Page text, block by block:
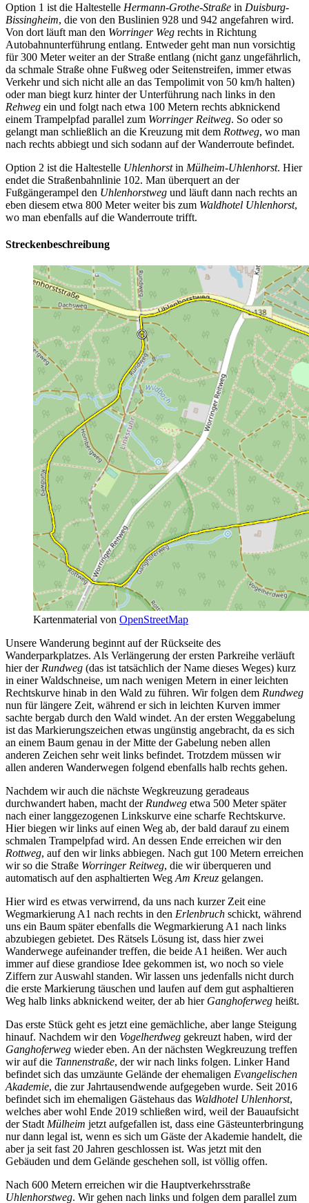
Option 1 ist die Haltestelle Hermann-Grothe-Straße in Duisburg-
Bissingheim, die von den Buslinien 928 und 942 angefahren wird.
Von dort läuft man den Worringer Weg rechts in Richtung
Autobahnunterführung entlang. Entweder geht man nun vorsichtig
für 300 Meter weiter an der Straße entlang (nicht ganz ungefährlich,
da schmale Straße ohne Fußweg oder Seitenstreifen, immer etwas
Verkehr und sich nicht alle an das Tempolimit von 50 km/h halten)
oder man biegt kurz hinter der Unterführung nach links in den
Rehweg ein und folgt nach etwa 100 Metern rechts abknickend
einem Trampelpfad parallel zum Worringer Reitweg. So oder so
gelangt man schließlich an die Kreuzung mit dem Rottweg, wo man
nach rechts abbiegt und sich sodann auf der Wanderroute befindet.
Option 2 ist die Haltestelle Uhlenhorstin Mülheim-Uhlenhorst. Hier
endet die Straßenbahnlinie 102. Man überquert an der
Fußgängerampel den Uhlenhorstweg und läuft dann nach rechts an
eben diesem etwa 800 Meter weiter bis zum Waldhotel Uhlenhorst,
wo man ebenfalls auf die Wanderroute trifft.
Streckenbeschreibung
Kartenmaterial von OpenStreetMap
Unsere Wanderung beginnt auf der Rückseite des
Wanderparkplatzes. Als Verlängerung der ersten Parkreihe verläuft
hier der Rundweg (das ist tatsächlich der Name dieses Weges) kurz
in einer Waldschneise, um nach wenigen Metern in einer leichten
Rechtskurve hinab in den Wald zu führen. Wir folgen dem Rundweg
nun für längere Zeit, während er sich in leichten Kurven immer
sachte bergab durch den Wald windet. An der ersten Weggabelung
ist das Markierungszeichen etwas ungünstig angebracht, da es sich
an einem Baum genau in der Mitte der Gabelung neben allen
anderen Zeichen sehr weit links befindet. Trotzdem müssen wir
allen anderen Wanderwegen folgend ebenfalls halb rechts gehen.
Nachdem wir auch die nächste Wegkreuzung geradeaus
durchwandert haben, macht der Rundweg etwa 500 Meter später
nach einer langgezogenen Linkskurve eine scharfe Rechtskurve.
Hier biegen wir links auf einen Weg ab, der bald darauf zu einem
schmalen Trampelpfad wird. An dessen Ende erreichen wir den
Rottweg, auf den wir links abbiegen. Nach gut 100 Metern erreichen
wir so die Straße Worringer Reitweg, die wir überqueren und
automatisch auf den asphaltierten Weg Am Kreuz gelangen.
Hier wird es etwas verwirrend, da uns nach kurzer Zeit eine
Wegmarkierung A1 nach rechts in den Erlenbruch schickt, während
uns ein Baum später ebenfalls die Wegmarkierung A1 nach links
abzubiegen gebietet. Des Rätsels Lösung ist, dass hier zwei
Wanderwege aufeinander treffen, die beide A1 heißen. Wer auch
immer auf diese grandiose Idee gekommen ist, wo noch so viele
Ziffern zur Auswahl standen. Wir lassen uns jedenfalls nicht durch
die erste Markierung täuschen und laufen auf dem gut asphaltieren
Weg halb links abknickend weiter, der ab hier Ganghoferweg heißt.
Das erste Stück geht es jetzt eine gemächliche, aber lange Steigung
hinauf. Nachdem wir den Vogelherdweg gekreuzt haben, wird der
Ganghoferweg wieder eben. An der nächsten Wegkreuzung treffen
wir auf die Tannenstraße, der wir nach links folgen. Linker Hand
befindet sich das umzäunte Gelände der ehemaligen Evangelischen
Akademie, die zur Jahrtausendwende aufgegeben wurde. Seit 2016
befindet sich im ehemaligen Gästehaus das Waldhotel Uhlenhorst,
welches aber wohl Ende 2019 schließen wird, weil der Bauaufsicht
der Stadt Mülheim jetzt aufgefallen ist, dass eine Gästeunterbringung
nur dann legal ist, wenn es sich um Gäste der Akademie handelt, die
aber ja seit fast 20 Jahren geschlossen ist. Was jetzt mit den
Gebäuden und dem Gelände geschehen soll, ist völlig offen.
Nach 600 Metern erreichen wir die Hauptverkehrsstraße
Uhlenhorstweg. Wir gehen nach links und folgen dem parallel zum